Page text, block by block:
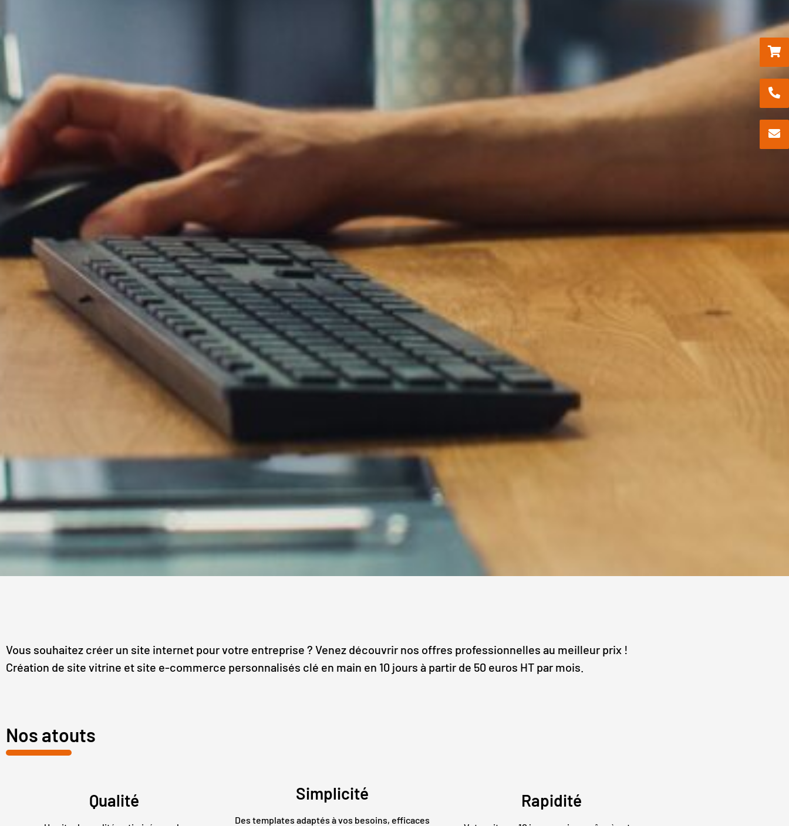
Vous souhaitez créer un site internet pour votre entreprise ? Venez découvrir nos offres professionnelles au meilleur prix !
Création de site vitrine et site e-commerce personnalisés clé en main en 10 jours à partir de 50 euros HT par mois.
Nos atouts
Qualité Simplicité
Des templates adaptés à vos besoins, efficaces
Rapidité